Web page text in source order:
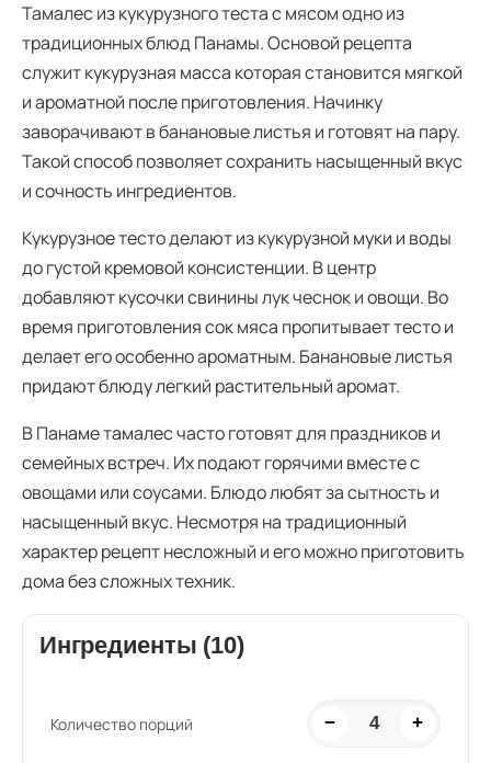
Тамалес из кукурузного теста с мясом одно из
традиционных блюд Панамы. Основой рецепта
служит кукурузная масса которая становится мягкой
и ароматной после приготовления. Начинку
заворачивают в банановые листья и готовят на пару.
Такой способ позволяет сохранить насыщенный вкус
и сочность ингредиентов.
Кукурузное тесто делают из кукурузной муки и воды
до густой кремовой консистенции. В центр
добавляют кусочки свинины лук чеснок и овощи. Во
время приготовления сок мяса пропитывает тесто и
делает его особенно ароматным. Банановые листья
придают блюду легкий растительный аромат.
В Панаме тамалес часто готовят для праздников и
семейных встреч. Их подают горячими вместе с
овощами или соусами. Блюдо любят за сытность и
насыщенный вкус. Несмотря на традиционный
характер рецепт несложный и его можно приготовить
дома без сложных техник.
Ингредиенты (10)
Количество порций − 4 +